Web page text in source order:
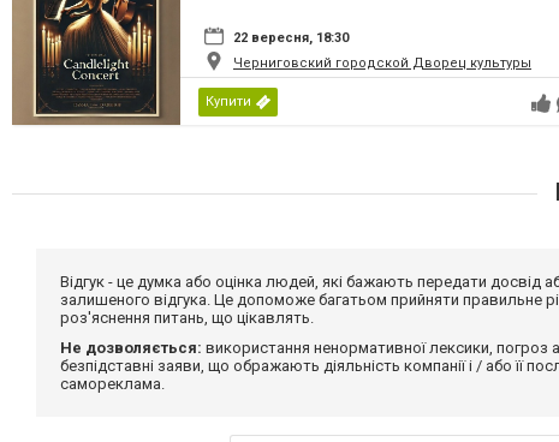
22 вересня, 18:30
Черниговский городской Дворец культуры
Купити
Відгук - це думка або оцінка людей, які бажають передати
залишеного відгука. Це допоможе багатьом прийняти правильне
роз'яснення питань, що цікавлять.
Не дозволяється: використання ненормативної лексики,
безпідставні заяви, що ображають діяльність компанії і / або її
самореклама.